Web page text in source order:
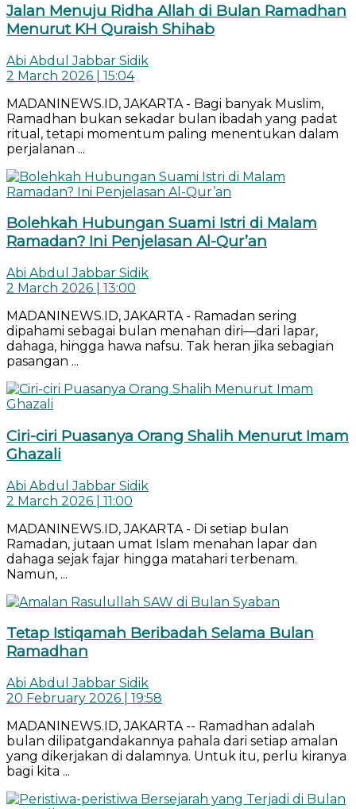
Jalan Menuju Ridha Allah di Bulan Ramadhan
Menurut KH Quraish Shihab
Abi Abdul Jabbar Sidik
2 March 2026 | 15:04
MADANINEWS.ID, JAKARTA - Bagi banyak Muslim,
Ramadhan bukan sekadar bulan ibadah yang padat
ritual, tetapi momentum paling menentukan dalam
perjalanan ...
Bolehkah Hubungan Suami Istri di Malam
Ramadan? Ini Penjelasan Al-Qur’an
Abi Abdul Jabbar Sidik
2 March 2026 | 13:00
MADANINEWS.ID, JAKARTA - Ramadan sering
dipahami sebagai bulan menahan diri—dari lapar,
dahaga, hingga hawa nafsu. Tak heran jika sebagian
pasangan ...
Ciri-ciri Puasanya Orang Shalih Menurut Imam
Ghazali
Abi Abdul Jabbar Sidik
2 March 2026 | 11:00
MADANINEWS.ID, JAKARTA - Di setiap bulan
Ramadan, jutaan umat Islam menahan lapar dan
dahaga sejak fajar hingga matahari terbenam.
Namun, ...
Tetap Istiqamah Beribadah Selama Bulan
Ramadhan
Abi Abdul Jabbar Sidik
20 February 2026 | 19:58
MADANINEWS.ID, JAKARTA -- Ramadhan adalah
bulan dilipatgandakannya pahala dari setiap amalan
yang dikerjakan di dalamnya. Untuk itu, perlu kiranya
bagi kita ...